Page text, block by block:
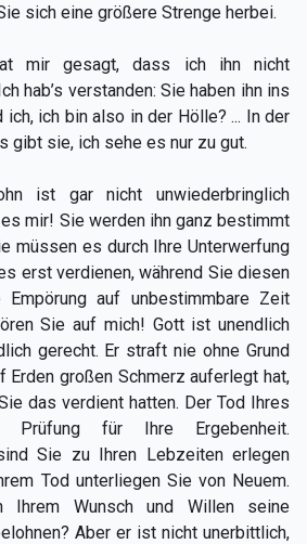
sich eine größere Strenge herbei.
mir gesagt, dass ich ihn nicht
hab’s verstanden: Sie haben ihn ins
ich, ich bin also in der Hölle? ... In der
gibt sie, ich sehe es nur zu gut.
ist gar nicht unwiederbringlich
mir! Sie werden ihn ganz bestimmt
müssen es durch Ihre Unterwerfung
erst verdienen, während Sie diesen
Empörung auf unbestimmbare Zeit
Sie auf mich! Gott ist unendlich
gerecht. Er straft nie ohne Grund
Erden großen Schmerz auferlegt hat,
das verdient hatten. Der Tod Ihres
für Ihre Ergebenheit.
Sie zu Ihren Lebzeiten erlegen
Tod unterliegen Sie von Neuem.
Wunsch und Willen seine
Aber er ist nicht unerbittlich,